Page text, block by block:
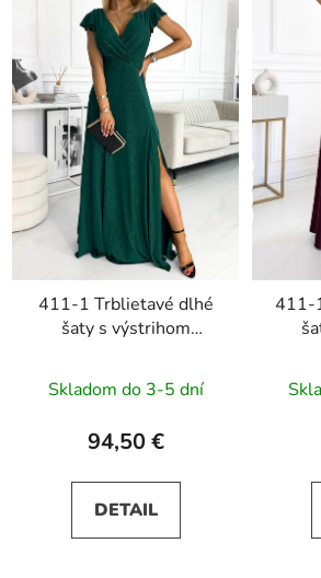
411-1 Trblietavé dlhé
šaty s výstrihom
Skladom do 3-5 dní
94,50 €
DETAIL
411-